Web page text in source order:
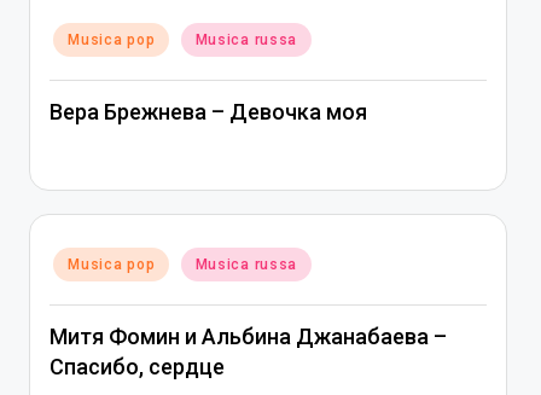
Posted
in
Musica pop Musica russa
Вера Брежнева – Девочка моя
Posted
in
Musica pop Musica russa
Митя Фомин и Альбина Джанабаева –
Спасибо, сердце